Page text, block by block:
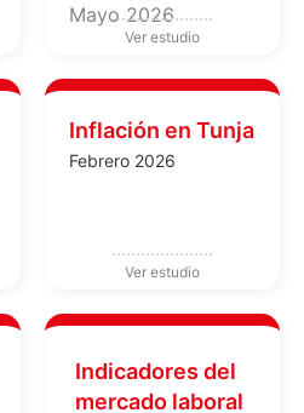
Mayo 2026
Inflación en Tunja
Febrero 2026
Indicadores del
mercado laboral